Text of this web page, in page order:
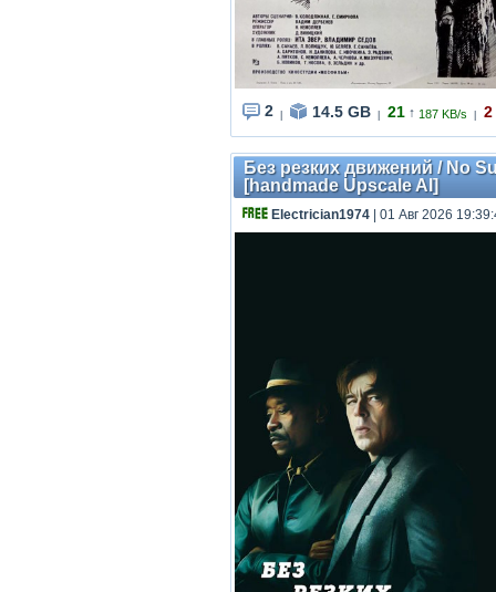
2 14.5 GB 21 ↑ 187 KB/s 2
Без резких движений / No
[handmade Upscale AI]
Electrician1974 | 01 Авг 2026